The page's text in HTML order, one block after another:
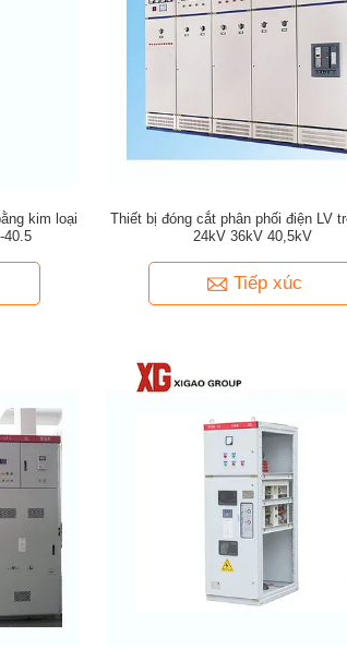
kim loại
40.5
Thiết bị đóng cắt phân phối điện LV
24kV 36kV 40,5kV
Tiếp xúc